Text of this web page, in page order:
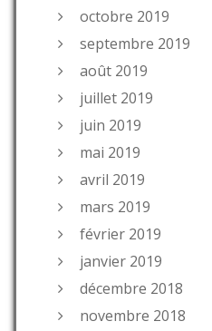
octobre 2019
septembre 2019
août 2019
juillet 2019
juin 2019
mai 2019
avril 2019
mars 2019
février 2019
janvier 2019
décembre 2018
novembre 2018